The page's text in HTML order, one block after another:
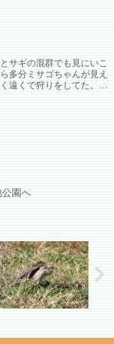
サギの混群でも見にいこ
多分ミサゴちゃんが見え
遠くで狩りをしてた。高
園へ